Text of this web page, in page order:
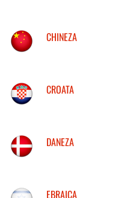
CHINEZA
CROATA
DANEZA
EBRAICA